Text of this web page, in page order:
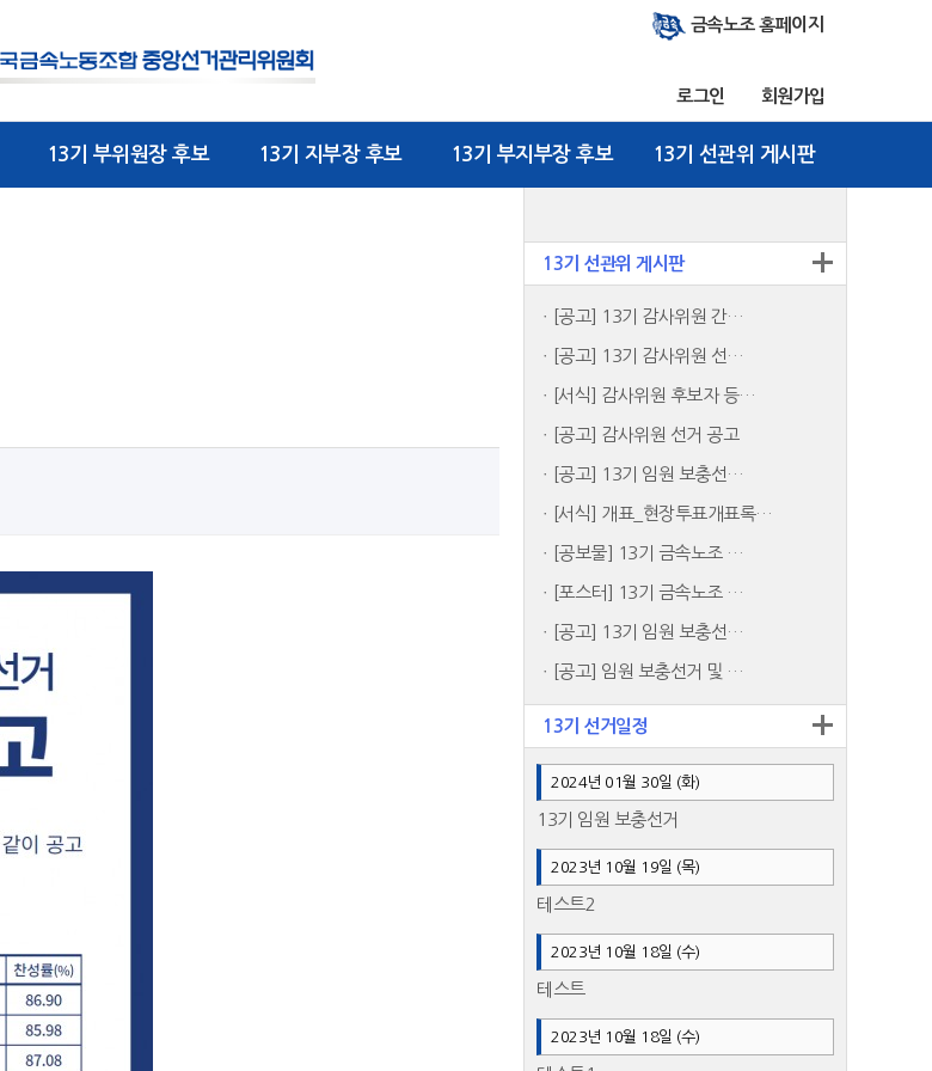
로그인 회원가입
금속노조 홈페이지
13기 부위원장 후보 13기 지부장 후보 13기 부지부장 후보 13기 선관위 게시판
13기 선관위 게시판
[공고] 13기 감사위원 간…
[공고] 13기 감사위원 선…
[서식] 감사위원 후보자 등…
[공고] 감사위원 선거 공고
[공고] 13기 임원 보충선…
[서식] 개표_현장투표개표록…
[공보물] 13기 금속노조 …
[포스터] 13기 금속노조 …
[공고] 13기 임원 보충선…
[공고] 임원 보충선거 및 …
13기 선거일정
2024년 01월 30일 (화)
13기 임원 보충선거
2023년 10월 19일 (목)
테스트2
2023년 10월 18일 (수)
테스트
2023년 10월 18일 (수)